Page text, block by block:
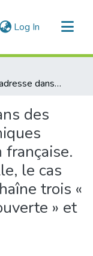
Log In (current)
Les termes d’adresse dans des conversations radiophoniques algérienne, d’expression française. Approche interactionnelle, le cas des émissions d’Alger chaîne trois « Yades », « Antenne est ouverte » et « Hier j’avais vingt ans »
des
française.
le cas
trois «
» et